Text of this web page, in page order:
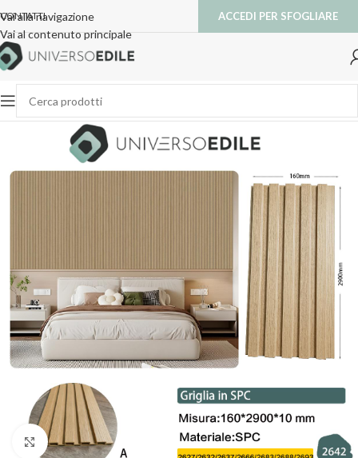
Vai alla navigazione
Vai al contenuto principale
CONTATTI ACCEDI PER SFOGLIARE
Clicca per ingrandire